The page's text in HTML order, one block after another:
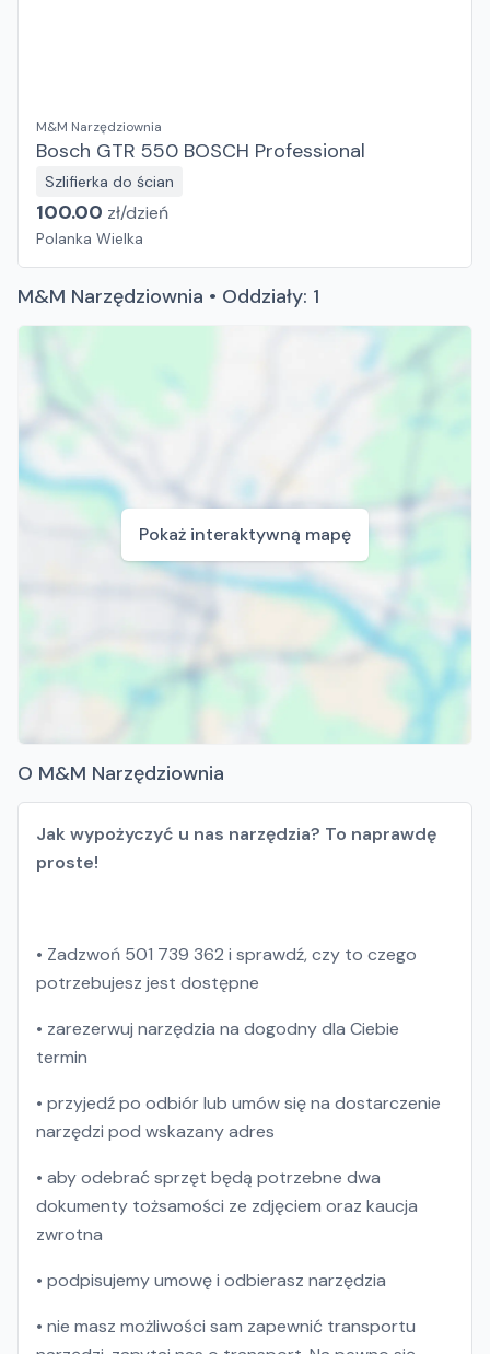
M&M Narzędziownia
Bosch GTR 550 BOSCH Professional
Szlifierka do ścian
100.00 zł/dzień
Polanka Wielka
M&M Narzędziownia • Oddziały: 1
Pokaż interaktywną mapę
O M&M Narzędziownia
Jak wypożyczyć u nas narzędzia? To naprawdę
proste!
• Zadzwoń 501 739 362 i sprawdź, czy to czego
potrzebujesz jest dostępne
• zarezerwuj narzędzia na dogodny dla Ciebie
termin
• przyjedź po odbiór lub umów się na dostarczenie
narzędzi pod wskazany adres
• aby odebrać sprzęt będą potrzebne dwa
dokumenty tożsamości ze zdjęciem oraz kaucja
zwrotna
• podpisujemy umowę i odbierasz narzędzia
• nie masz możliwości sam zapewnić transportu